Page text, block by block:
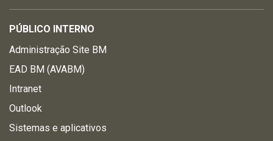
PÚBLICO INTERNO
Administração Site BM
EAD BM (AVABM)
Intranet
Outlook
Sistemas e aplicativos